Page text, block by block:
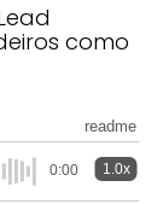
como
readme
0:00 1.0x